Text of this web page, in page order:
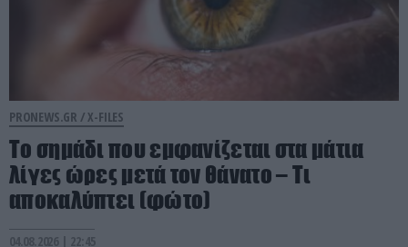
PRONEWS.GR /X-FILES
Το σημάδι που εμφανίζεται στα μάτια
λίγες ώρες μετά τον θάνατο – Τι
αποκαλύπτει (φώτο)
04.08.2026 | 22:45